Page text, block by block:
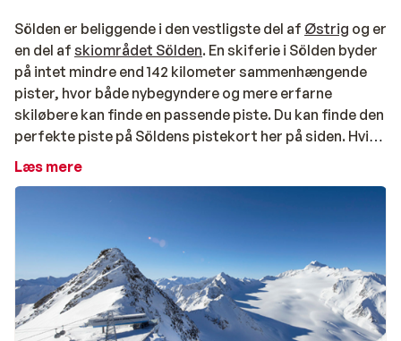
Sölden er beliggende i den vestligste del af Østrig og er
en del af skiområdet Sölden. En skiferie i Sölden byder
på intet mindre end 142 kilometer sammenhængende
pister, hvor både nybegyndere og mere erfarne
skiløbere kan finde en passende piste. Du kan finde den
perfekte piste på Söldens pistekort her på siden. Hvis
du elsker høje sneklædte bjerge, er Sölden den ideelle
Alperne, hvor du kan finde flest bjerge over 3.000
Booker du med Sunweb, er dit liftkort altid inkluderet i
prisen, og når du tager på skiferie til Sölden, har du
faktisk adgang til hele to skidestinationer. Dit liftkort
til Sölden giver nemlig adgang til yderligere 110
Læs mere